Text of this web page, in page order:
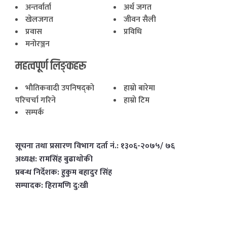
अन्तर्वार्ता
अर्थ जगत
खेलजगत
जीवन सैली
प्रवास
प्रविधि
मनोरञ्जन
महत्वपूर्ण लिङ्कहरू
भाैतिकवादी उपनिषद्काे
परिचर्चा गरिने
हाम्राे बारेमा
हाम्राे टिम
सम्पर्क
सूचना तथा प्रसारण विभाग दर्ता नं.: १३०६-२०७५/ ७६
अध्यक्ष: रामसिंह बुढाथाेकी
प्रबन्ध निर्देशक: हुकुम बहादुर सिंह
सम्पादक: हिरामणि दु:खी